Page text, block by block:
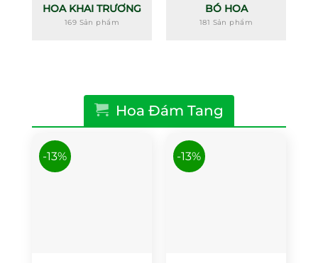
HOA KHAI TRƯƠNG
169 Sản phẩm
BÓ HOA
181 Sản phẩm
Hoa Đám Tang
-13% -13%